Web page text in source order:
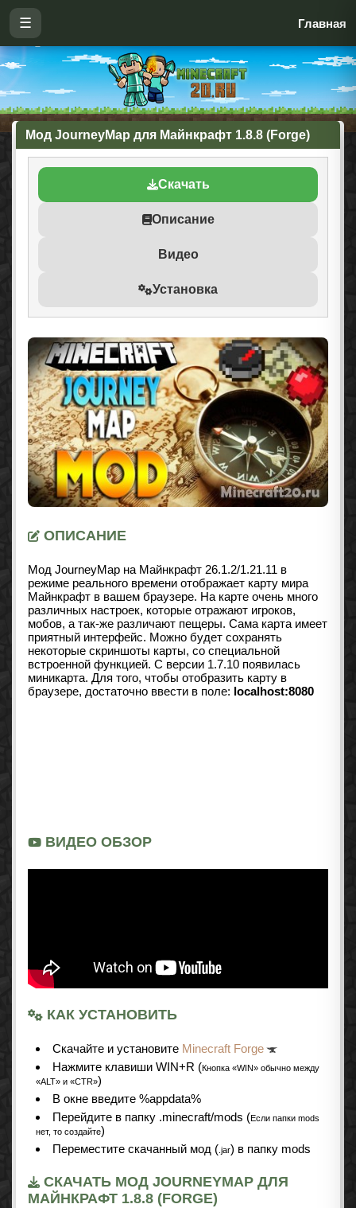
☰ Главная
Мод JourneyMap для Майнкрафт 1.8.8 (Forge)
Скачать
Описание
Видео
Установка
ОПИСАНИЕ
Мод JourneyMap на Майнкрафт 26.1.2/1.21.11 в
режиме реального времени отображает карту мира
Майнкрафт в вашем браузере. На карте очень много
различных настроек, которые отражают игроков,
мобов, а так-же различают пещеры. Сама карта имеет
приятный интерфейс. Можно будет сохранять
некоторые скриншоты карты, со специальной
встроенной функцией. С версии 1.7.10 появилась
миникарта. Для того, чтобы отобразить карту в
браузере, достаточно ввести в поле: localhost:8080
ВИДЕО ОБЗОР
КАК УСТАНОВИТЬ
Cкачайте и установите Minecraft Forge
Нажмите клавиши WIN+R (Кнопка «WIN» обычно между
«ALT» и «CTR»)
В окне введите %appdata%
Перейдите в папку .minecraft/mods (Если папки mods
нет, то создайте)
Переместите скачанный мод ( .jar) в папку mods
СКАЧАТЬ МОД JOURNEYMAP ДЛЯ
МАЙНКРАФТ 1.8.8 (FORGE)